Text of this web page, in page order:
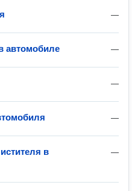
—
—
автомобиле
—
—
—
в